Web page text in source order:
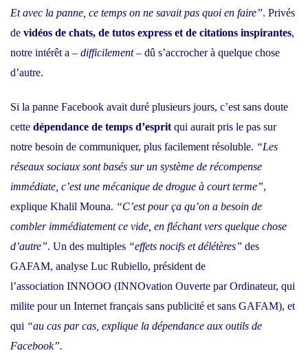
Et avec la panne, ce temps on ne savait pas quoi en faire”. Privés
de vidéos de chats, de tutos express et de citations inspirantes,
notre intérêt a – difficilement– dû s’accrocher à quelque chose
d’autre.
Si la panne Facebook avait duré plusieurs jours, c’est sans doute
cette dépendance de temps d’esprit qui aurait pris le pas sur
notre besoin de communiquer, plus facilement résoluble. “Les
réseaux sociaux sont basés sur un système de récompense
immédiate, c’est une mécanique de drogue à court terme”,
explique Khalil Mouna. “C’est pour ça qu’on a besoin de
combler immédiatement ce vide, en fléchant vers quelque chose
d’autre”. Un des multiples “effets nocifs et délétères” des
GAFAM, analyse Luc Rubiello, président de
l’association INNOOO (INNOvation Ouverte par Ordinateur, qui
milite pour un Internet français sans publicité et sans GAFAM), et
qui “au cas par cas, explique la dépendance aux outils de
Facebook”.